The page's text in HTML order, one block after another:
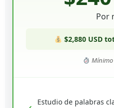
Por
$2,880 USD
Mínimo
Estudio de palabras